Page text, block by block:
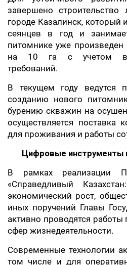
завершено
городе Казалинск,
сеянцев в год и
питомнике уже произведен
на 10 га с учетом
требований.
В текущем году ведутся
созданию нового
бурению скважин на
осуществляется поставка
для проживания и работы
Цифровые инструменты
В рамках реализации
«Справедливый
экономический рост,
иных поручений Главы
активно проводятся
сфер жизнедеятельности.
Современные технологии
том числе и для